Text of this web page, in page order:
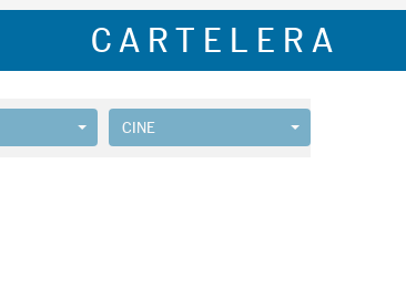
CARTELERA
CINE